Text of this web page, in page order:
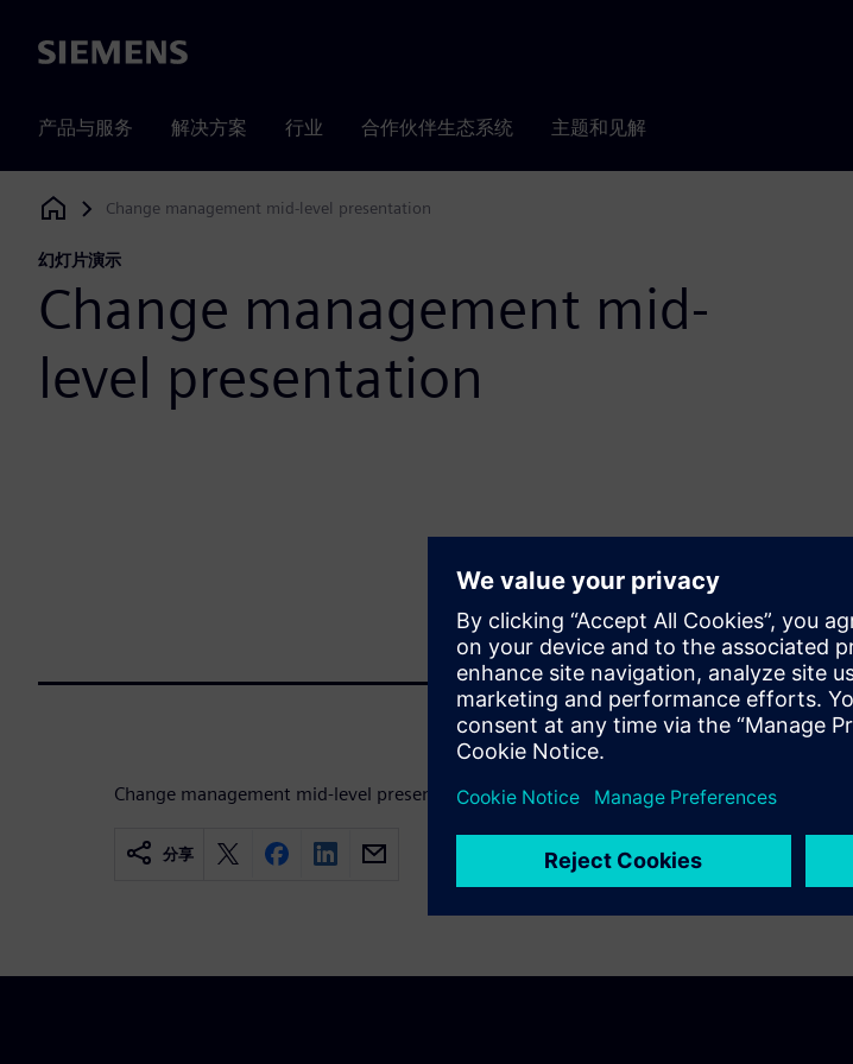
Siemens
产品与服务 解决方案 行业 合作伙伴生态系统 主题和见解
Siemens Digital Industries Software
Change management mid-level presentation
幻灯片演示
Change management mid-
level presentation
Change management mid-level presentation for Electronics
分享